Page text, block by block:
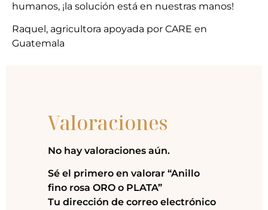
humanos, ¡la solución está en nuestras manos!
Raquel, agricultora apoyada por CARE en
Guatemala
Valoraciones
No hay valoraciones aún.
Sé el primero en valorar “Anillo
fino rosa ORO o PLATA”
Tu dirección de correo electrónico